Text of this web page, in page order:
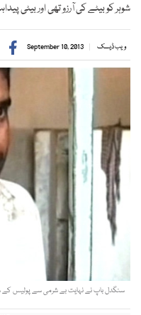
شوہر کو بیٹے کی آرزو تھی اور بیٹی
ویب ڈیسک September 10, 2013
سنگدل باپ نے نہایت بے شرمی سے پولیس کے